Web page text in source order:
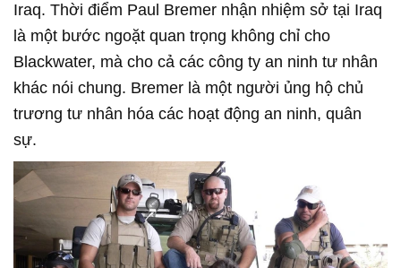
Iraq. Thời điểm Paul Bremer nhận nhiệm sở tại Iraq
là một bước ngoặt quan trọng không chỉ cho
Blackwater, mà cho cả các công ty an ninh tư nhân
khác nói chung. Bremer là một người ủng hộ chủ
trương tư nhân hóa các hoạt động an ninh, quân
sự.